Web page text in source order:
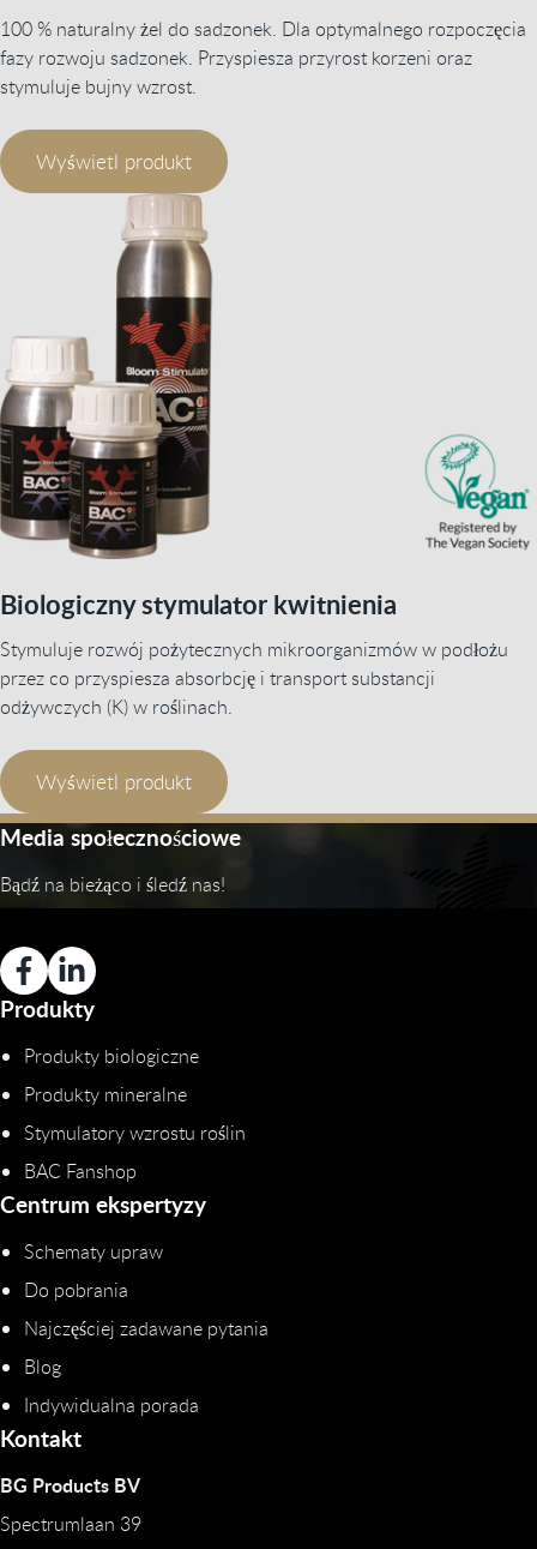
100 % naturalny żel do sadzonek. Dla optymalnego rozpoczęcia
fazy rozwoju sadzonek. Przyspiesza przyrost korzeni oraz
stymuluje bujny wzrost.
Wyświetl produkt
Biologiczny stymulator kwitnienia
Stymuluje rozwój pożytecznych mikroorganizmów w podłożu
przez co przyspiesza absorbcję i transport substancji
odżywczych (K) w roślinach.
Wyświetl produkt
Media społecznościowe
Bądź na bieżąco i śledź nas!
Produkty
Produkty biologiczne
Produkty mineralne
Stymulatory wzrostu roślin
BAC Fanshop
Centrum ekspertyzy
Schematy upraw
Do pobrania
Najczęściej zadawane pytania
Blog
Indywidualna porada
Kontakt
BG Products BV
Spectrumlaan 39